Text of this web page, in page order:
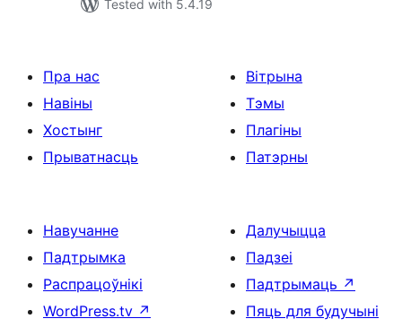
Tested with 5.4.19
Пра нас
Навіны
Хостынг
Прыватнасць
Вітрына
Тэмы
Плагіны
Патэрны
Навучанне
Падтрымка
Распрацоўнікі
WordPress.tv ↗
Далучыцца
Падзеі
Падтрымаць ↗
Пяць для будучыні